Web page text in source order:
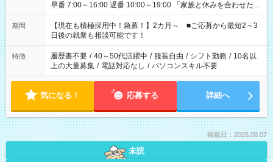
早番 7:00～16:00 遅番 10:00～19:00 「家族と休みを合わせた
い」 「余裕を持って夕飯の準備がしたい」 「できれば残業はし
たくない」 など、ご希望を教えてくださいね。 ※Wワーク希望
の方へ 今ご覧のお仕事で希望する勤務時間と、もう1つのお仕事
の勤務時間。 合計で週40時間を超える場合は応募できません。
期間
【現在も積極採用中！急募！】2カ月～ ■ご応募から最短2～3
日後の就業も相談可能です！
特徴 履歴書不要 / 40～50代活躍中 / 服装自由 / シフト勤務 / 10名以
上の大量募集 / 電話対応なし / パソコンスキル不要
気になる！ 応募する 詳細へ
掲載日：2026.08.07
未読